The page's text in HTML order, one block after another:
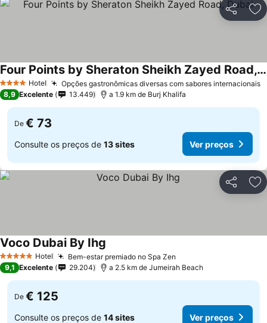
Partilhar
4 EstrelasHotel Opções gastronômicas diversas com sabores internacionais
Four Points by Sheraton Sheikh Zayed Road, Dubai
8,9 Excelente 13.449 a 1.9 km de Burj Khalifa
De € 73
Consulte os preços de 13 sites Ver preços
Partilhar
5 Estrelas Hotel Bem-estar premiado no Spa Zen
Voco Dubai By Ihg
9,1 Excelente 29.204 a 2.5 km de Jumeirah Beach
De € 125
Consulte os preços de 14 sites Ver preços